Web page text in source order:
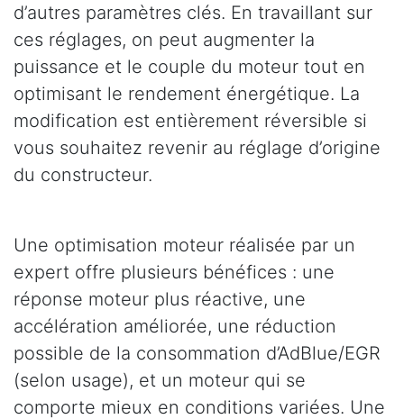
d’autres paramètres clés. En travaillant sur
ces réglages, on peut augmenter la
puissance et le couple du moteur tout en
optimisant le rendement énergétique. La
modification est entièrement réversible si
vous souhaitez revenir au réglage d’origine
du constructeur.
Une optimisation moteur réalisée par un
expert offre plusieurs bénéfices : une
réponse moteur plus réactive, une
accélération améliorée, une réduction
possible de la consommation d’AdBlue/EGR
(selon usage), et un moteur qui se
comporte mieux en conditions variées. Une